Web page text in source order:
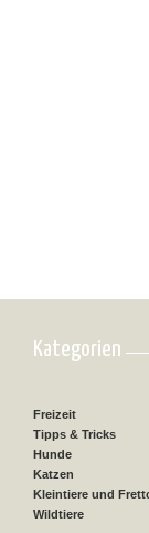
Kategorien
Freizeit
Tipps & Tricks
Hunde
Katzen
Kleintiere und
Wildtiere